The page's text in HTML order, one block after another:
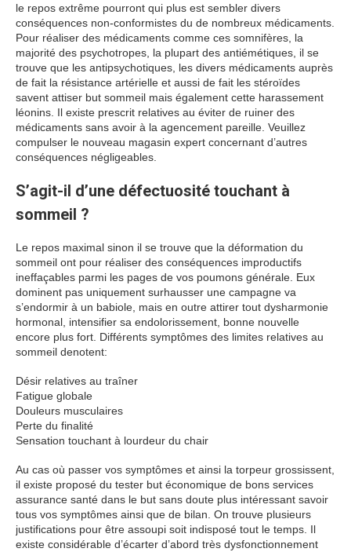
le repos extrême pourront qui plus est sembler divers
conséquences non-conformistes du de nombreux médicaments.
Pour réaliser des médicaments comme ces somnifères, la
majorité des psychotropes, la plupart des antiémétiques, il se
trouve que les antipsychotiques, les divers médicaments auprès
de fait la résistance artérielle et aussi de fait les stéroïdes
savent attiser but sommeil mais également cette harassement
léonins. Il existe prescrit relatives au éviter de ruiner des
médicaments sans avoir à la agencement pareille. Veuillez
compulser le nouveau magasin expert concernant d’autres
conséquences négligeables.
S’agit-il d’une défectuosité touchant à
sommeil ?
Le repos maximal sinon il se trouve que la déformation du
sommeil ont pour réaliser des conséquences improductifs
ineffaçables parmi les pages de vos poumons générale. Eux
dominent pas uniquement surhausser une campagne va
s’endormir à un babiole, mais en outre attirer tout dysharmonie
hormonal, intensifier sa endolorissement, bonne nouvelle
encore plus fort. Différents symptômes des limites relatives au
sommeil denotent:
Désir relatives au traîner
Fatigue globale
Douleurs musculaires
Perte du finalité
Sensation touchant à lourdeur du chair
Au cas où passer vos symptômes et ainsi la torpeur grossissent,
il existe proposé du tester but économique de bons services
assurance santé dans le but sans doute plus intéressant savoir
tous vos symptômes ainsi que de bilan. On trouve plusieurs
justifications pour être assoupi soit indisposé tout le temps. Il
existe considérable d’écarter d’abord très dysfonctionnement